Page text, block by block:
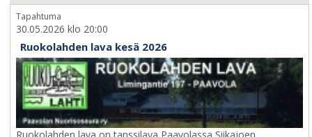
Tapahtuma
30.05.2026 klo 20:00
Ruokolahden lava kesä 2026